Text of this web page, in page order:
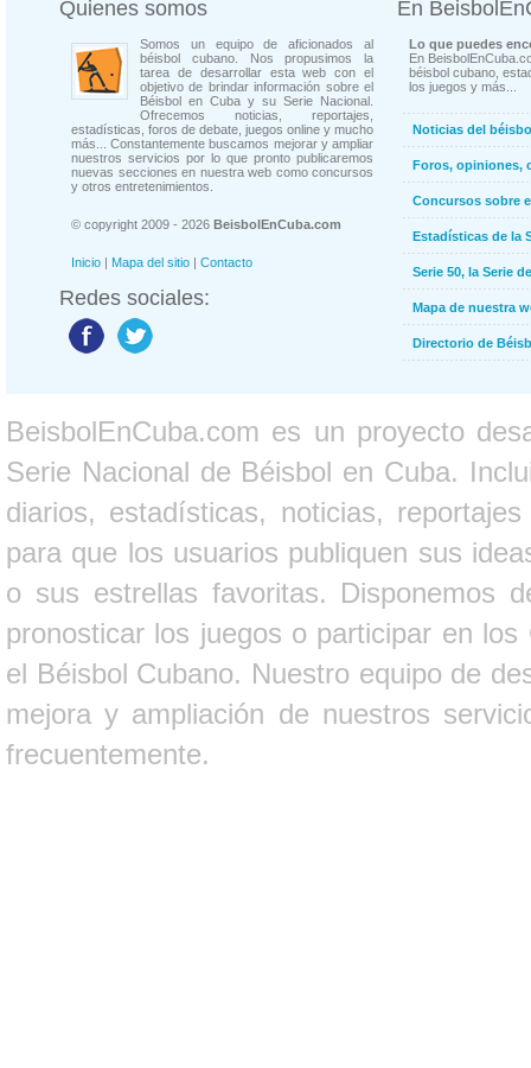
Quienes somos
Somos un equipo de aficionados al
béisbol cubano. Nos propusimos la
tarea de desarrollar esta web con el
objetivo de brindar información sobre el
Béisbol en Cuba y su Serie Nacional.
Ofrecemos noticias, reportajes,
estadísticas, foros de debate, juegos online y mucho
más... Constantemente buscamos mejorar y ampliar
nuestros servicios por lo que pronto publicaremos
nuevas secciones en nuestra web como concursos
y otros entretenimientos.
© copyright 2009 - 2026 BeisbolEnCuba.com
Inicio | Mapa del sitio | Contacto
Redes sociales:
En
Lo que puedes
En
béisbol cubano,
los juegos y más...
Noticias del
Foros, opiniones,
Concursos sobre
Estadísticas de la
Serie 50, la Serie
Mapa de nuestra
Directorio de
BeisbolEnCuba.com es un proyecto
Serie Nacional de Béisbol en Cuba.
diarios, estadísticas, noticias,
para que los usuarios publiquen sus
o sus estrellas favoritas. Disponemos
pronosticar los juegos o participar en
el Béisbol Cubano. Nuestro equipo de
mejora y ampliación de nuestros
frecuentemente.